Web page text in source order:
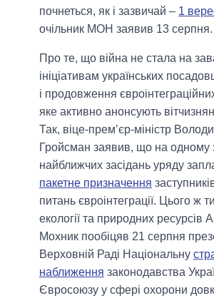
почнеться, як і зазвичай – 1
очільник МОН заявив 13 серпня.
Про те, що війна не стала на
ініціативам українських
і продовження
яке активно анонсують
Так, віце-прем’єр-міністр
Гройсман заявив, що на одному
найближчих засідань уряду
пакетне призначення
питань євроінтеграції. Цього ж
екології та природних ресурсів
Мохник пообіцяв 21 серпня
Верховній Раді Національну
наближення законодавства
Євросоюзу у сфері охорони